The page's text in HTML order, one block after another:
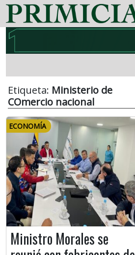
Etiqueta: Ministerio de
COmercio nacional
ECONOMÍA
Ministro Morales se